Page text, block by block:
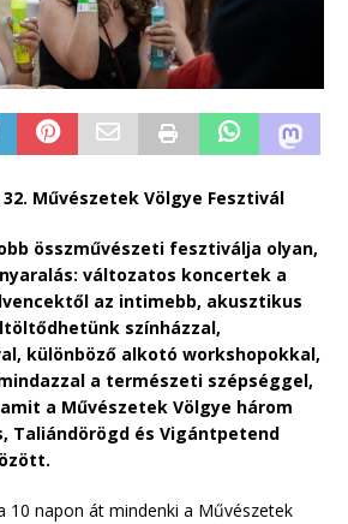
Művészetek Völgye Fesztivál
összművészeti fesztiválja olyan,
változatos koncertek a
az intimebb, akusztikus
színházzal,
különböző alkotó workshopokkal,
a természeti szépséggel,
a Művészetek Völgye három
Taliándörögd és Vigántpetend
10 napon át mindenki a Művészetek